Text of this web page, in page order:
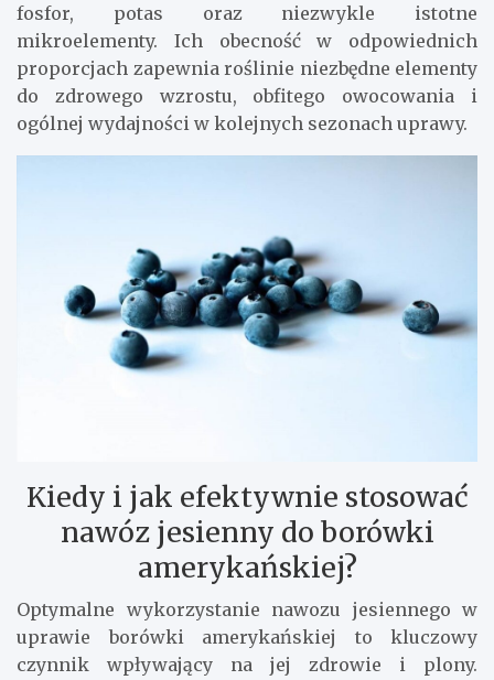
fosfor, potas oraz niezwykle istotne
mikroelementy. Ich obecność w odpowiednich
proporcjach zapewnia roślinie niezbędne elementy
do zdrowego wzrostu, obfitego owocowania i
ogólnej wydajności w kolejnych sezonach uprawy.
Kiedy i jak efektywnie stosować
nawóz jesienny do borówki
amerykańskiej?
Optymalne wykorzystanie nawozu jesiennego w
uprawie borówki amerykańskiej to kluczowy
czynnik wpływający na jej zdrowie i plony.